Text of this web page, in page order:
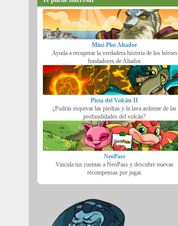
Mini-Plot Altador
Ayuda a recuperar la verdadera historia de los héroes
fundadores de Altador.
Pista del Volcán II
¿Podrás esquivar las piedras y la lava ardiente de las
profundidades del volcán?
NeoPass
Vincula tus cuentas a NeoPass y descubre nuevas
recompensas por jugar.